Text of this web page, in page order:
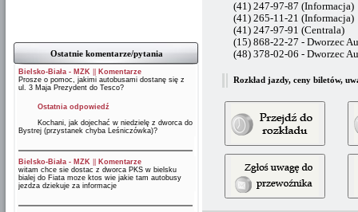
Ostatnie komentarze/pytania
Bielsko-Biała - MZK
Komentarze
Prosze o pomoc, jakimi autobusami dostanę się z
ul. 3 Maja Prezydent do Tesco?
Ostatnia odpowiedź
Kochani, jak dojechać w niedzielę z dworca do
Bystrej (przystanek chyba Leśniczówka)?
Bielsko-Biała - MZK
Komentarze
witam chce sie dostac z dworca PKS w bielsku
bialej do Fiata moze ktos wie jakie tam autobusy
jezdza dziekuje za informacje
(41) 247-97-87 (Informacja)
(41) 265-11-21 (Informacja)
(41) 247-97-91 (Centrala)
(15) 868-22-27 - Dworzec
(48) 378-02-06 - Dworzec
Rozkład jazdy, ceny biletów,